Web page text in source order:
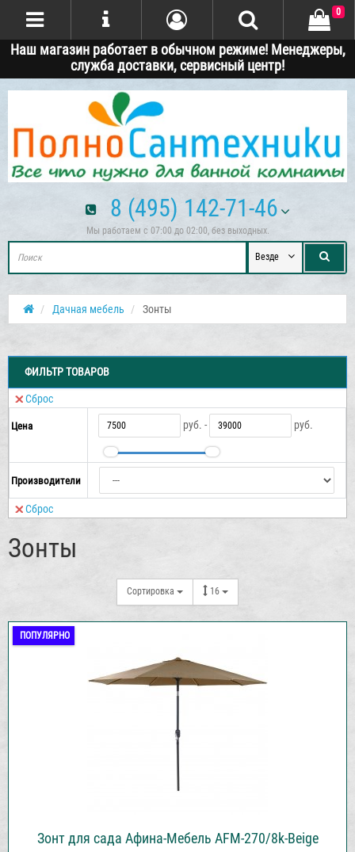
Наш магазин работает в обычном режиме! Менеджеры,
служба доставки, сервисный центр!
8 (495) 142-71-46
Мы работаем с 07:00 до 02:00, без выходных.
Везде
0
Дачная мебель Зонты
ФИЛЬТР ТОВАРОВ
Сброс
Цена руб. - руб.
Производители
Сброс
Зонты
Сортировка 16
ПОПУЛЯРНО
Зонт для сада Афина-Мебель AFM-270/8k-Beige